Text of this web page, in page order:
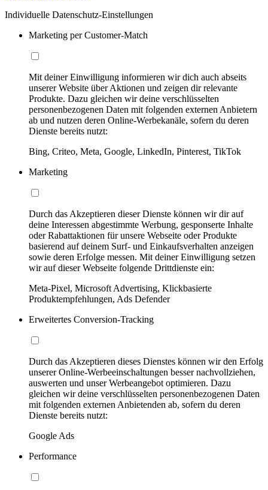
Individuelle Datenschutz-Einstellungen
Marketing per Customer-Match
Mit deiner Einwilligung informieren wir dich auch abseits
unserer Website über Aktionen und zeigen dir relevante
Produkte. Dazu gleichen wir deine verschlüsselten
personenbezogenen Daten mit folgenden externen Anbietern
ab und nutzen deren Online-Werbekanäle, sofern du deren
Dienste bereits nutzt:
Bing, Criteo, Meta, Google, LinkedIn, Pinterest, TikTok
Marketing
Durch das Akzeptieren dieser Dienste können wir dir auf
deine Interessen abgestimmte Werbung, gesponserte Inhalte
oder Rabattaktionen für unsere Webseite oder Produkte
basierend auf deinem Surf- und Einkaufsverhalten anzeigen
sowie deren Erfolge messen. Mit deiner Einwilligung setzen
wir auf dieser Webseite folgende Drittdienste ein:
Meta-Pixel, Microsoft Advertising, Klickbasierte
Produktempfehlungen, Ads Defender
Erweitertes Conversion-Tracking
Durch das Akzeptieren dieses Dienstes können wir den Erfolg
unserer Online-Werbeeinschaltungen besser nachvollziehen,
auswerten und unser Werbeangebot optimieren. Dazu
gleichen wir deine verschlüsselten personenbezogenen Daten
mit folgenden externen Anbietenden ab, sofern du deren
Dienste bereits nutzt:
Google Ads
Performance